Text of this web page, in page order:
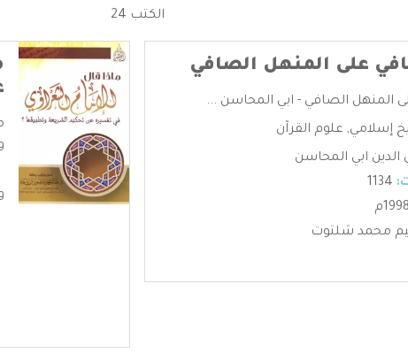
الكتب 24
على المنهل الصافي
المنهل الصافي - ابي المحاسن ...
إسلامي, علوم القرآن
الدين ابي المحاسن
محمد شلتوت